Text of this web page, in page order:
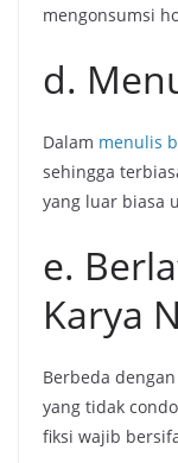
mengonsumsi
d.
Dalam menulis
sehingga
yang luar biasa
e.
Karya
Berbeda
yang tidak
fiksi wajib